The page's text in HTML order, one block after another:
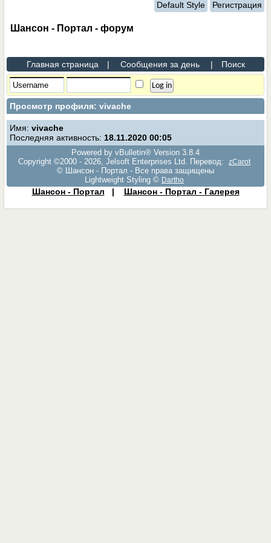
Default Style Регистрация
Шансон - Портал - форум
Главная страница | Сообщения за день | Поиск
Просмотр профиля: vivache
Имя:vivache
Последняя активность: 18.11.202000:05
Powered by vBulletin® Version 3.8.4
Copyright ©2000 - 2026, Jelsoft Enterprises Ltd. Перевод:
zCarot
© Шансон - Портал - Все права защищены
Lightweight Styling © Dartho
Шансон - Портал | Шансон - Портал - Галерея